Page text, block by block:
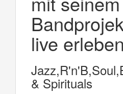
live
& Spirituals